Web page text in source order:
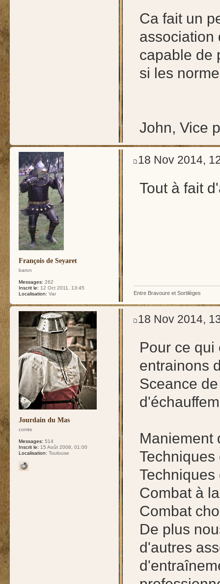
Ca fait un
association
capable de
si les
John, Vice
François de Seyaret
baron
Messages: 262
Inscrit le: 12 Oct 2011, 13:45
Localisation: Var
18 Nov 2014,
Tout à fait
Entre Bravoure et Sortilèges
Jourdain du Mas
comte
Messages: 514
Inscrit le: 15 Août 2008, 01:00
Localisation: Toulouse
18 Nov 2014,
Pour ce qui
entrainons
Sceance
Maniement
Techniques
Combat à
Combat
De plus
d'autres